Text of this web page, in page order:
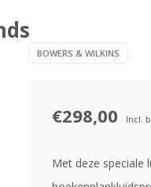
BOWERS & WILKINS
€298,00 Incl.
Met deze speciale